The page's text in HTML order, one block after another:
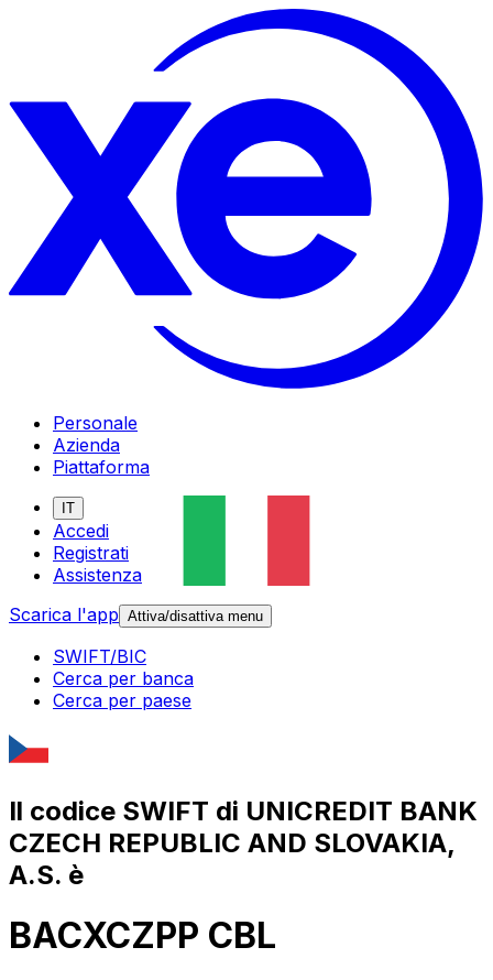
Personale
Azienda
Piattaforma
IT
Accedi
Registrati
Assistenza
Scarica l'app Attiva/disattiva menu
SWIFT/BIC
Cerca per banca
Cerca per paese
Il codice SWIFT di UNICREDIT BANK
CZECH REPUBLIC AND SLOVAKIA,
A.S. è
BACXCZPP CBL